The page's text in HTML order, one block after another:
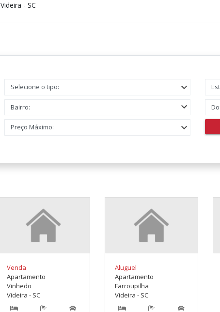
Videira - SC
Venda
Apartamento
Vinhedo
Videira - SC
Aluguel
Apartamento
Farroupilha
Videira - SC